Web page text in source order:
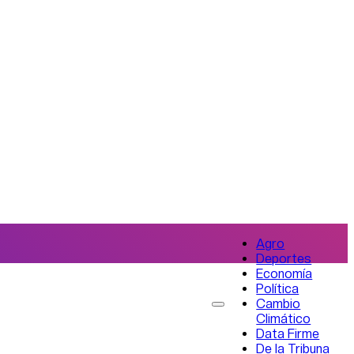
Agro
Deportes
Economía
Política
Cambio
Climático
Data Firme
De la Tribuna